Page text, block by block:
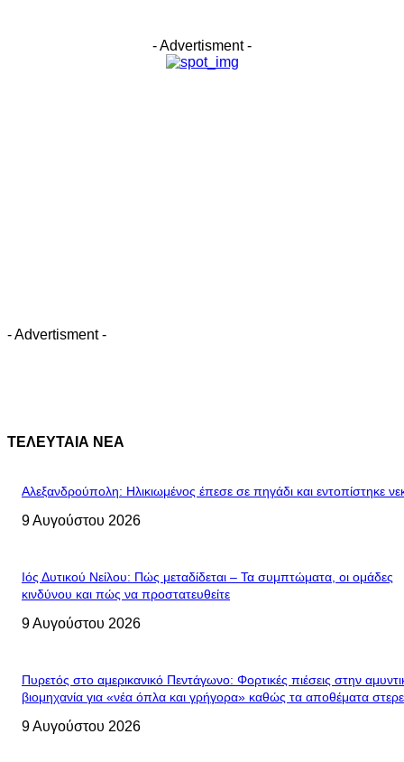
- Advertisment -
- Advertisment -
ΤΕΛΕΥΤΑΙΑ ΝΕΑ
Αλεξανδρούπολη: Ηλικιωμένος έπεσε σε πηγάδι και εντοπίστηκε
9 Αυγούστου 2026
Ιός Δυτικού Νείλου: Πώς μεταδίδεται – Τα συμπτώματα, οι ομάδες
κινδύνου και πώς να προστατευθείτε
9 Αυγούστου 2026
Πυρετός στο αμερικανικό Πεντάγωνο: Φορτικές πιέσεις στην
βιομηχανία για «νέα όπλα και γρήγορα» καθώς τα αποθέματα
9 Αυγούστου 2026